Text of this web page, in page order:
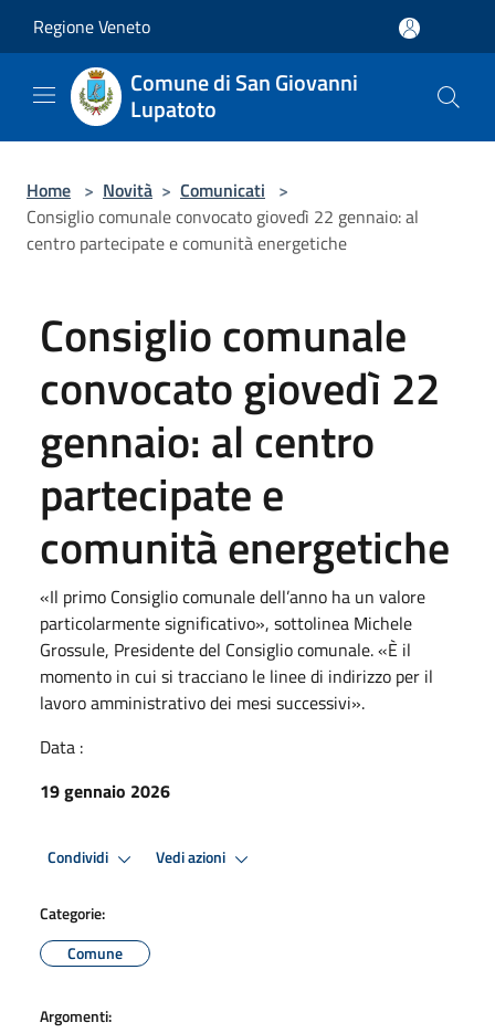
Regione Veneto
Comune di San Giovanni
Lupatoto
Home > Novità > Comunicati >
Consiglio comunale convocato giovedì 22 gennaio: al
centro partecipate e comunità energetiche
Consiglio comunale
convocato giovedì 22
gennaio: al centro
partecipate e
comunità energetiche
«Il primo Consiglio comunale dell’anno ha un valore
particolarmente significativo», sottolinea Michele
Grossule, Presidente del Consiglio comunale. «È il
momento in cui si tracciano le linee di indirizzo per il
lavoro amministrativo dei mesi successivi».
Data :
19 gennaio 2026
Condividi Vedi azioni
Categorie:
Comune
Argomenti: